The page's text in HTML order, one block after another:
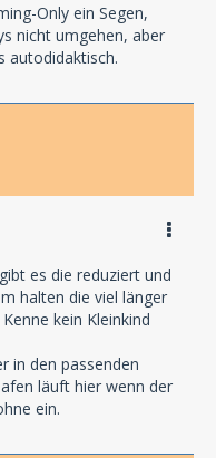
Only ein Segen,
nicht umgehen, aber
autodidaktisch.
es die reduziert und
halten die viel länger
kein Kleinkind
in den passenden
läuft hier wenn der
ein.